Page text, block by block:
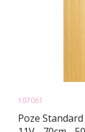
107061
Poze